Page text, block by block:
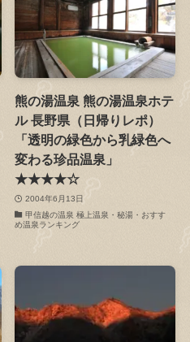
熊の湯温泉 熊の湯温泉ホテ
ル 長野県（日帰りレポ）
「透明の緑色から乳緑色へ
変わる珍品温泉」
★★★★☆
2004年6月13日
甲信越の温泉 極上温泉・秘湯・おすす
め温泉ランキング